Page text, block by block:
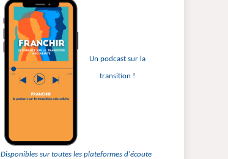
Un podcast sur la
transition !
Disponibles sur toutes les plateformes d'écoute